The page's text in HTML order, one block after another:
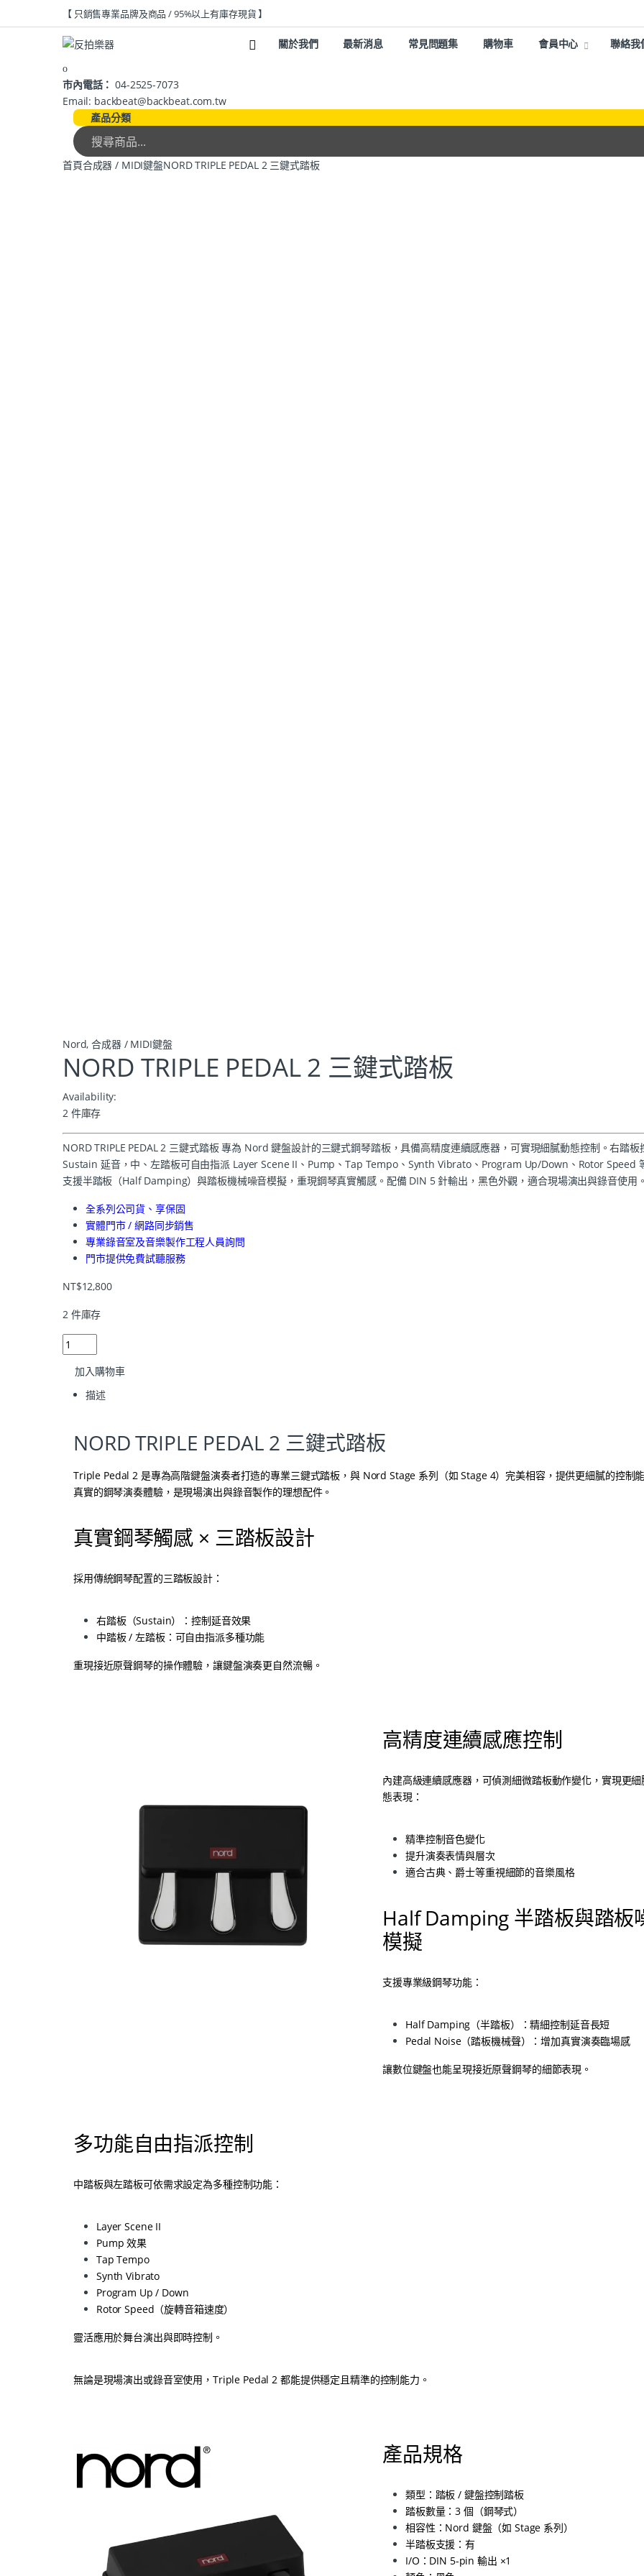
【 只銷售專業品牌及商品 / 95%以上有庫存現貨 】
關於我們 最新消息 常見問題集 購物車 會員中心 聯絡我
市內電話： 04-2525-7073
Email: backbeat@backbeat.com.tw
產品分類
首頁合成器 / MIDI鍵盤NORD TRIPLE PEDAL 2 三鍵式踏板
Nord,合成器 / MIDI鍵盤
NORD TRIPLE PEDAL 2 三鍵式踏板
Availability:
2 件庫存
NORD TRIPLE PEDAL 2 三鍵式踏板 專為 Nord 鍵盤設計的三鍵式鋼琴踏板，具備高精度連續感應器，可實現細膩動態控制。右踏板
Sustain 延音，中、左踏板可自由指派 Layer Scene II、Pump、Tap Tempo、Synth Vibrato、Program Up/Down、Rotor Speed
支援半踏板（Half Damping）與踏板機械噪音模擬，重現鋼琴真實觸感。配備 DIN 5 針輸出，黑色外觀，適合現場演出與錄音使用。
全系列公司貨、享保固
實體門市 / 網路同步銷售
專業錄音室及音樂製作工程人員詢問
門市提供免費試聽服務
NT$12,800
2 件庫存
加入購物車
描述
NORD TRIPLE PEDAL 2 三鍵式踏板
Triple Pedal 2 是專為高階鍵盤演奏者打造的專業三鍵式踏板，與 Nord Stage 系列（如 Stage 4）完美相容，提供更細膩的控制
真實的鋼琴演奏體驗，是現場演出與錄音製作的理想配件。
真實鋼琴觸感 × 三踏板設計
採用傳統鋼琴配置的三踏板設計：
右踏板（Sustain）：控制延音效果
中踏板 / 左踏板：可自由指派多種功能
重現接近原聲鋼琴的操作體驗，讓鍵盤演奏更自然流暢。
高精度連續感應控制
內建高級連續感應器，可偵測細微踏板動作變化，實現更
態表現：
精準控制音色變化
提升演奏表情與層次
適合古典、爵士等重視細節的音樂風格
Half Damping 半踏板與踏板
模擬
支援專業級鋼琴功能：
Half Damping（半踏板）：精細控制延音長短
Pedal Noise（踏板機械聲）：增加真實演奏臨場感
讓數位鍵盤也能呈現接近原聲鋼琴的細節表現。
多功能自由指派控制
中踏板與左踏板可依需求設定為多種控制功能：
Layer Scene II
Pump 效果
Tap Tempo
Synth Vibrato
Program Up / Down
Rotor Speed（旋轉音箱速度）
靈活應用於舞台演出與即時控制。
無論是現場演出或錄音室使用，Triple Pedal 2 都能提供穩定且精準的控制能力。
產品規格
類型：踏板 / 鍵盤控制踏板
踏板數量：3 個（鋼琴式）
相容性：Nord 鍵盤（如 Stage 系列）
半踏板支援：有
I/O：DIN 5-pin 輸出 ×1